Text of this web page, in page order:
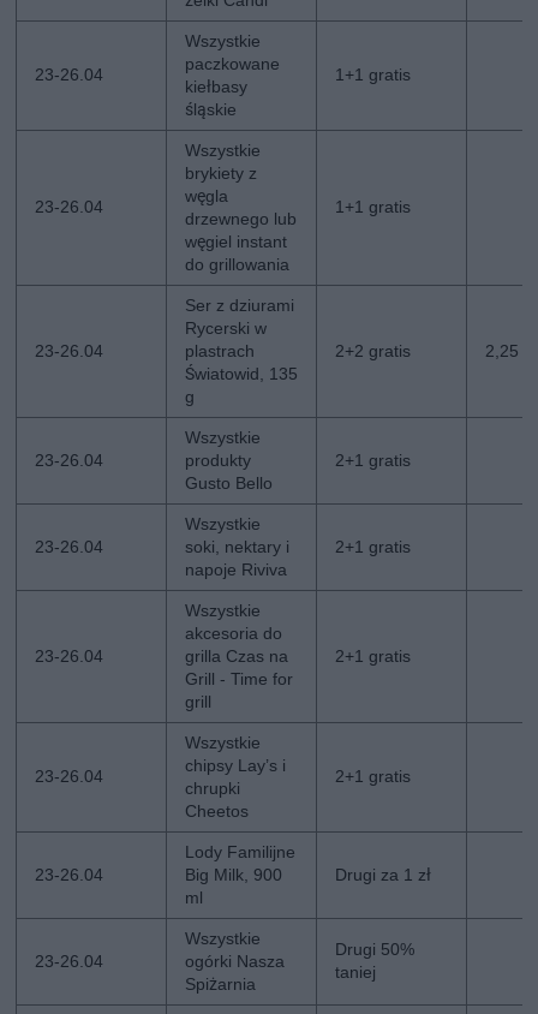
23-26.04
Wszystkie
paczkowane
kiełbasy
śląskie
1+1 gratis
23-26.04
Wszystkie
brykiety z
węgla
drzewnego lub
węgiel instant
do grillowania
1+1 gratis
23-26.04
Ser z dziurami
Rycerski w
plastrach
Światowid, 135
g
2+2 gratis 2,25
23-26.04
Wszystkie
produkty
Gusto Bello
2+1 gratis
23-26.04
Wszystkie
soki, nektary i
napoje Riviva
2+1 gratis
23-26.04
Wszystkie
akcesoria do
grilla Czas na
Grill - Time for
grill
2+1 gratis
23-26.04
Wszystkie
chipsy Lay’s i
chrupki
Cheetos
2+1 gratis
23-26.04
Lody Familijne
Big Milk, 900
ml
Drugi za 1 zł
23-26.04
Wszystkie
ogórki Nasza
Spiżarnia
Drugi 50%
taniej